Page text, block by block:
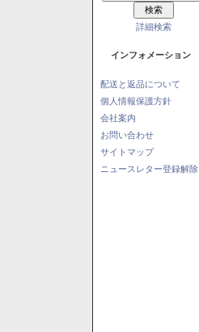
詳細検索
インフォメーション
配送と返品について
個人情報保護方針
会社案内
お問い合わせ
サイトマップ
ニュースレター登録解除